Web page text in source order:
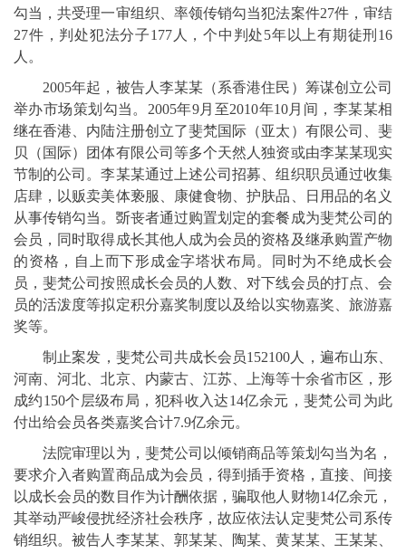
勾当，共受理一审组织、率领传销勾当犯法案件27件，审结
27件，判处犯法分子177人，个中判处5年以上有期徒刑16
人。
2005年起，被告人李某某（系香港住民）筹谋创立公司
举办市场策划勾当。2005年9月至2010年10月间，李某某相
继在香港、内陆注册创立了斐梵国际（亚太）有限公司、斐
贝（国际）团体有限公司等多个天然人独资或由李某某现实
节制的公司。李某某通过上述公司招募、组织职员通过收集
店肆，以贩卖美体亵服、康健食物、护肤品、日用品的名义
从事传销勾当。斲丧者通过购置划定的套餐成为斐梵公司的
会员，同时取得成长其他人成为会员的资格及继承购置产物
的资格，自上而下形成金字塔状布局。同时为不绝成长会
员，斐梵公司按照成长会员的人数、对下线会员的打点、会
员的活泼度等拟定积分嘉奖制度以及给以实物嘉奖、旅游嘉
奖等。
制止案发，斐梵公司共成长会员152100人，遍布山东、
河南、河北、北京、内蒙古、江苏、上海等十余省市区，形
成约150个层级布局，犯科收入达14亿余元，斐梵公司为此
付出给会员各类嘉奖合计7.9亿余元。
法院审理以为，斐梵公司以倾销商品等策划勾当为名，
要求介入者购置商品成为会员，得到插手资格，直接、间接
以成长会员的数目作为计酬依据，骗取他人财物14亿余元，
其举动严峻侵扰经济社会秩序，故应依法认定斐梵公司系传
销组织。被告人李某某、郭某某、陶某、黄某某、王某某、